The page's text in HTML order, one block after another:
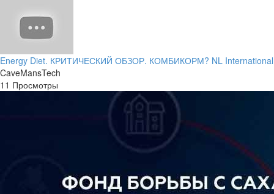
Energy Diet. КРИТИЧЕСКИЙ ОБЗОР. КОМБИКОРМ? NL International
CaveMansTech
11 Просмотры